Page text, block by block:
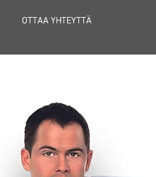
OTTAA YHTEYTTÄ
OTTAA YHTEYTTÄ